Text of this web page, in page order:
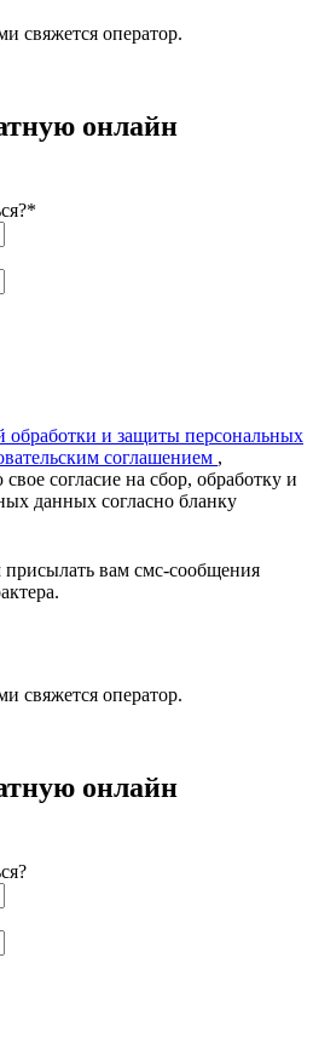
свяжется оператор.
онлайн
обработки и защиты персональных
соглашением ,
согласие на сбор, обработку и
данных согласно бланку
вам смс-сообщения
свяжется оператор.
онлайн